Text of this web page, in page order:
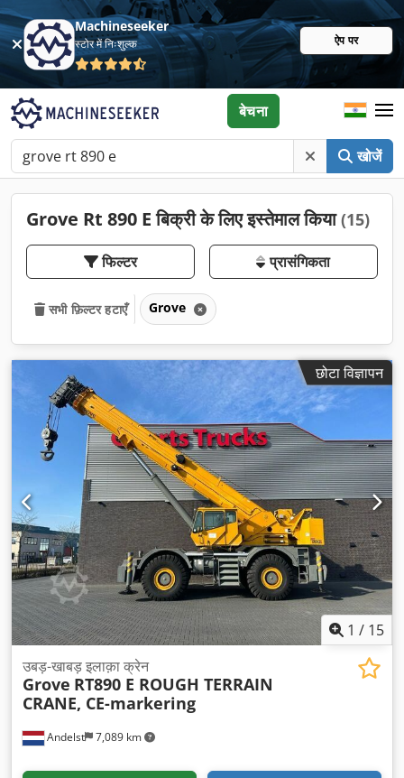
Machineseeker
स्टोर में निःशुल्क ऐप पर
खोजें
बेचना
Grove Rt 890 E बिक्री के लिए इस्तेमाल किया(15)
फिल्टर प्रासंगिकता
सभी फ़िल्टर हटाएँ Grove
छोटा विज्ञापन
1 / 15
Andelst 7,089 km
उबड़-खाबड़ इलाक़ा क्रेन
Grove RT890 E ROUGH TERRAIN
CRANE, CE-markering